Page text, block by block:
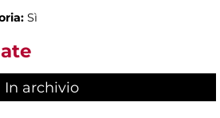
Sì
In archivio